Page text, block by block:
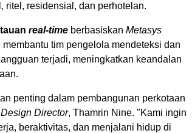
ritel, residensial, dan perhotelan.
real-time berbasiskan Metasys
membantu tim pengelola mendeteksi dan
terjadi, meningkatkan keandalan
penting dalam pembangunan perkotaan
Design Director, Thamrin Nine. "Kami ingin
beraktivitas, dan menjalani hidup di